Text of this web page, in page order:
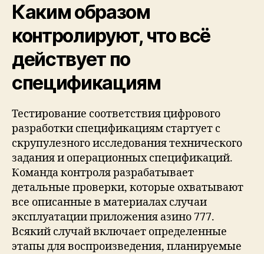
Каким образом
контролируют, что всё
действует по
спецификациям
Тестирование соответствия цифрового
разработки спецификациям стартует с
скрупулезного исследования технического
задания и операционных спецификаций.
Команда контроля разрабатывает
детальные проверки, которые охватывают
все описанные в материалах случаи
эксплуатации приложения азино 777.
Всякий случай включает определенные
этапы для воспроизведения, планируемые